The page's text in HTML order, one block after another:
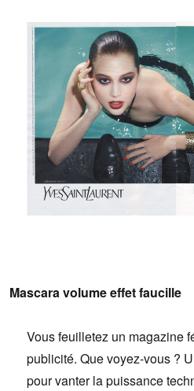
Mascara volume effet faucille
Vous feuilletez un magazine
publicité. Que voyez-vous ?
pour vanter la puissance